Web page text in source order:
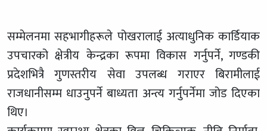
सम्मेलनमा सहभागीहरूले पोखरालाई अत्याधुनिक कार्डियाक
उपचारको क्षेत्रीय केन्द्रका रूपमा विकास गर्नुपर्ने, गण्डकी
प्रदेशभित्रै गुणस्तरीय सेवा उपलब्ध गराएर बिरामीलाई
राजधानीसम्म धाउनुपर्ने बाध्यता अन्त्य गर्नुपर्नेमा जोड दिएका
थिए।